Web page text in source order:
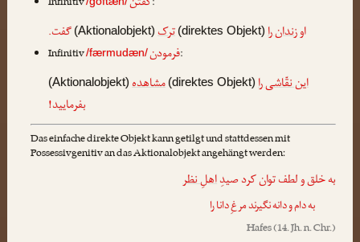
اوزندان را (direktes Objekt) ترک (Aktionalobjekt) گفت.
Infinitiv/færmudæn/فرمودن:
این نقّاشی را (direktes Objekt) مشاهده (Aktionalobjekt)
بفرمایید!
Das einfache direkte Objekt kann getilgt und stattdessen mit
Possessivgenitiv an das Aktionalobjekt angehängt werden:
به خلق و لطف توان کرد صیدِاهلِ نظر
به دام و دانه نگیرند مرغِ دانا را
Hafes(14. Jh. n. Chr.)